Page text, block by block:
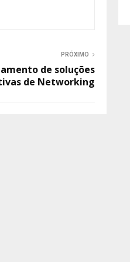
PRÓXIMO
de soluções
de Networking